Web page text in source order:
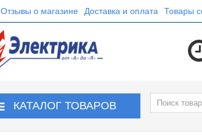
Отзывы о магазине Доставка и оплата Товары
КАТАЛОГ ТОВАРОВ